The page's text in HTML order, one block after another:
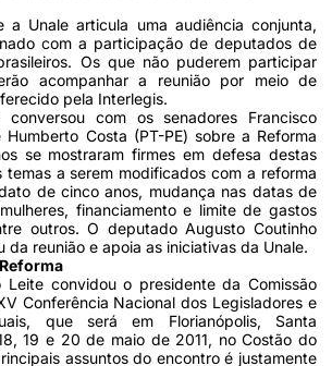
a Unale articula uma audiência conjunta,
com a participação de deputados de
Os que não puderem participar
acompanhar a reunião por meio de
pela Interlegis.
conversou com os senadores Francisco
Humberto Costa (PT-PE) sobre a Reforma
se mostraram firmes em defesa destas
temas a serem modificados com a reforma
de cinco anos, mudança nas datas de
financiamento e limite de gastos
outros. O deputado Augusto Coutinho
da reunião e apoia as iniciativas da Unale.
Leite convidou o presidente da Comissão
Conferência Nacional dos Legisladores e
que será em Florianópolis, Santa
19 e 20 de maio de 2011, no Costão do
assuntos do encontro é justamente